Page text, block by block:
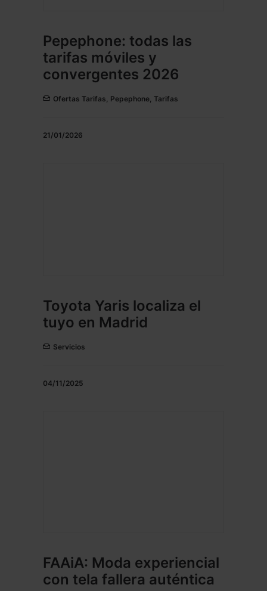
Pepephone: todas las
tarifas móviles y
convergentes 2026
Ofertas Tarifas, Pepephone, Tarifas
21/01/2026
Toyota Yaris localiza el
tuyo en Madrid
Servicios
04/11/2025
FAAiA: Moda experiencial
con tela fallera auténtica